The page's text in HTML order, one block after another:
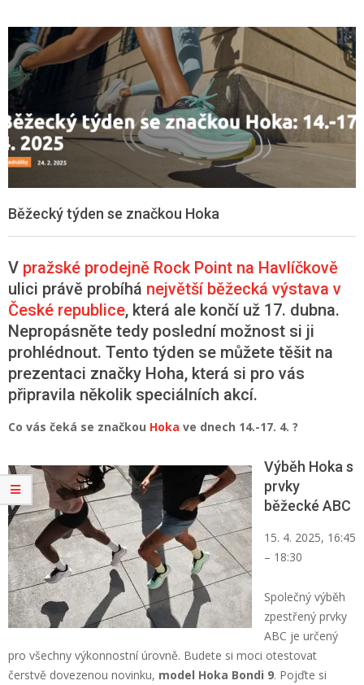
Běžecký týden se značkou Hoka
V pražské prodejně Rock Point na Havlíčkově
ulici právě probíhá největší běžecká výstava v
České republice, která ale končí už 17. dubna.
Nepropásněte tedy poslední možnost si ji
prohlédnout. Tento týden se můžete těšit na
prezentaci značky Hoha, která si pro vás
připravila několik speciálních akcí.
Co vás čeká se značkou Hoka ve dnech 14.-17. 4. ?
Výběh Hoka s
prvky
běžecké ABC
15. 4. 2025, 16:45
– 18:30
Společný výběh
zpestřený prvky
ABC je určený
pro všechny výkonnostní úrovně. Budete si moci otestovat
čerstvě dovezenou novinku, model Hoka Bondi 9. Pojďte si